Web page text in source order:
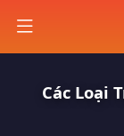
Các Loại